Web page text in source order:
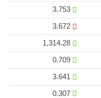
3.753
3.672
1,314.28
0.709
0.307